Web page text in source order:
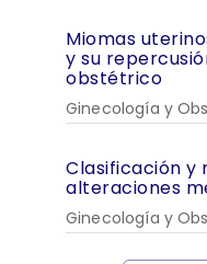
Miomas
y su
obstétrico
Ginecología y
Clasificación y
alteraciones
Ginecología y